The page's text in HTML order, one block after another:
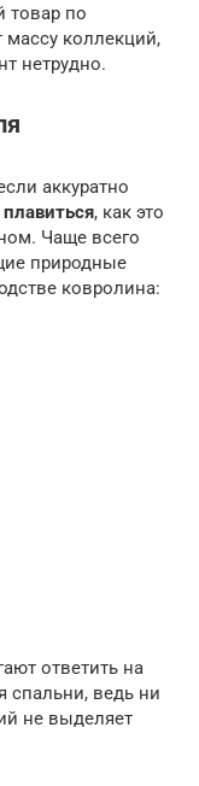
товар по
коллекций,
нетрудно.
аккуратно
, как это
Чаще всего
природные
ковролина:
ответить на
спальни, ведь ни
не выделяет